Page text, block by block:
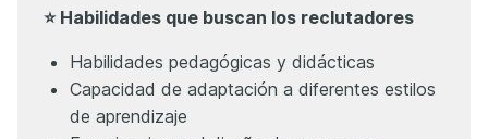
⭐ Habilidades que buscan los reclutadores
Habilidades pedagógicas y didácticas
Capacidad de adaptación a diferentes estilos
de aprendizaje